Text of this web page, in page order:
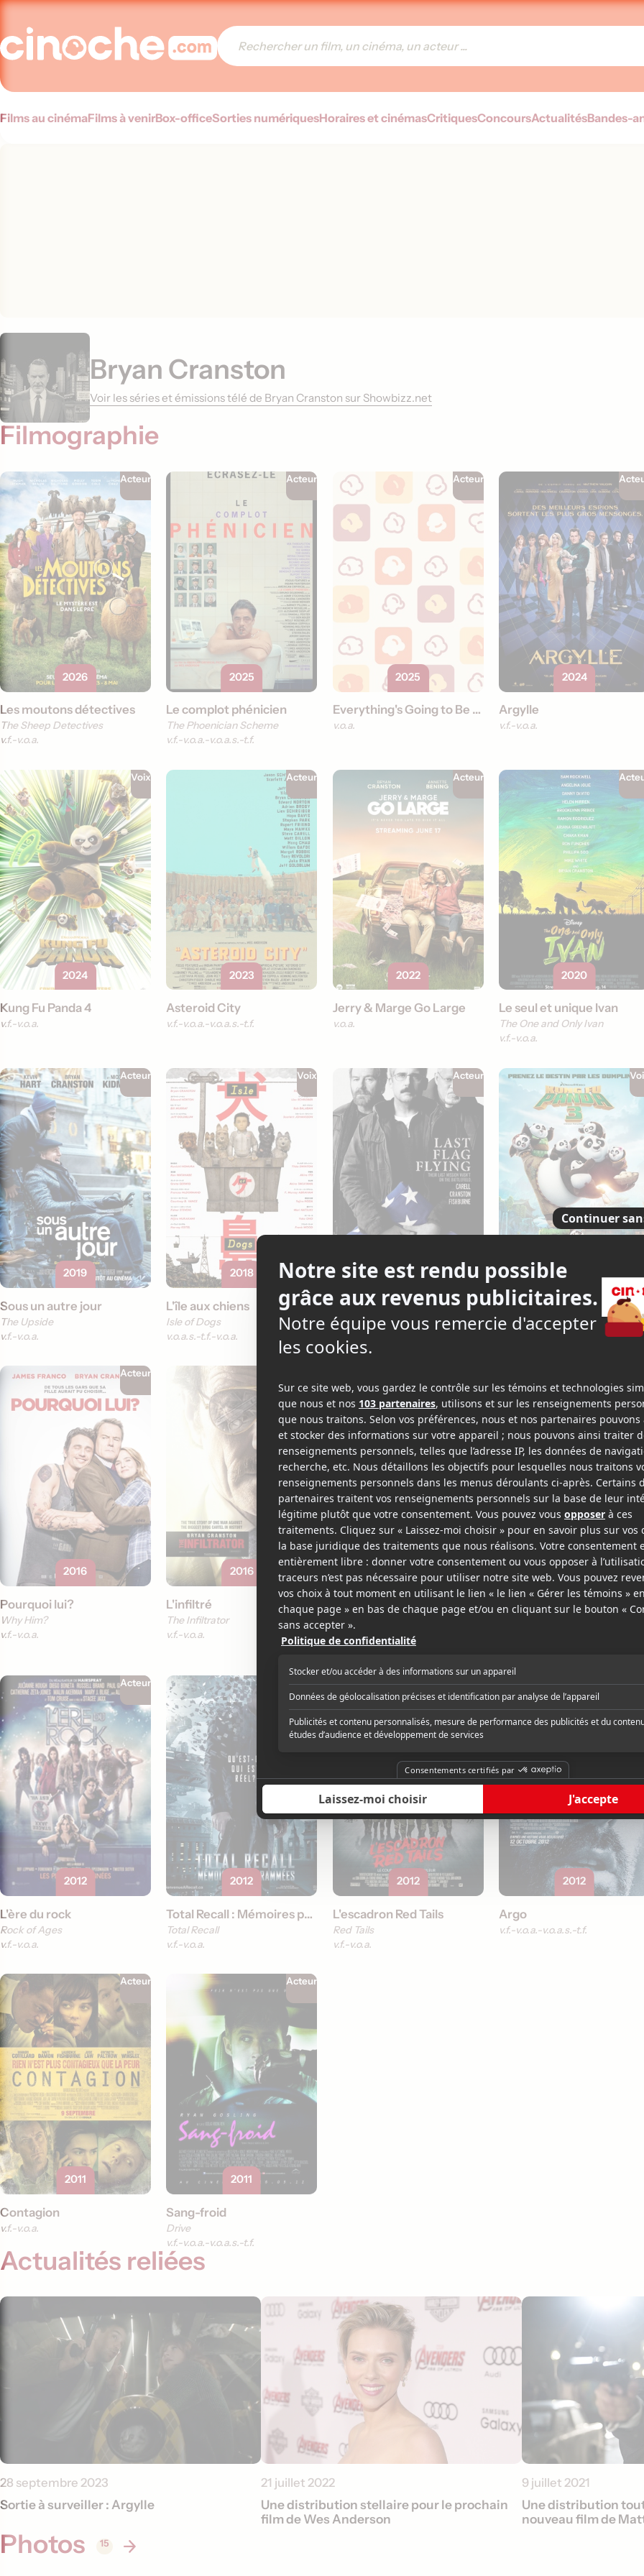
Films au cinémaFilms à venirBox-officeSorties numériquesHoraires et cinémasCritiquesConcoursActualitésBandes-
Bryan Cranston
Voir les séries et émissions télé de Bryan Cranston sur Showbizz.net
Filmographie
Acteur
2026
Les moutons détectives
The Sheep Detectives
v.f. v.o.a.
Acteur
2025
Le complot phénicien
The Phoenician Scheme
v.f. v.o.a. v.o.a.s.-t.f.
Acteur
2025
Everything's Going to Be Great
v.o.a.
2024
Argylle
v.f. v.o.a.
Voix
2024
Kung Fu Panda 4
v.f. v.o.a.
Acteur
2023
Asteroid City
v.f. v.o.a. v.o.a.s.-t.f.
Acteur
2022
Jerry & Marge Go Large
v.o.a.
2020
Le seul et unique Ivan
The One and Only Ivan
v.f. v.o.a.
Acteur
2019
Sous un autre jour
The Upside
v.f. v.o.a.
Voix
2018
L'île aux chiens
Isle of Dogs
v.o.a.s.-t.f. v.o.a.
Acteur
2017
Last Flag Flying
v.o.a.
2016
Kung Fu Panda 3
v.f. v.o.a.
Acteur
2016
Pourquoi lui?
Why Him?
v.f. v.o.a.
2016
L'infiltré
The Infiltrator
v.f. v.o.a.
2015
Trumbo
v.f.
2012
Madagascar 3 :
Madagascar 3: Europe's Most
Acteur
2012
L'ère du rock
Rock of Ages
v.f. v.o.a.
Acteur
2012
Total Recall : Mémoires programmées
Total Recall
v.f. v.o.a.
Acteur
2012
L'escadron Red Tails
Red Tails
v.f. v.o.a.
2012
Argo
v.f. v.o.a. v.o.a.s.-t.f.
Acteur
2011
Contagion
v.f. v.o.a.
Acteur
2011
Sang-froid
Drive
v.f. v.o.a. v.o.a.s.-t.f.
Actualités reliées
28 septembre 2023
Sortie à surveiller : Argylle
21 juillet 2022
Une distribution stellaire pour le prochain
film de Wes Anderson
9 juillet 2021
Une distribution
nouveau film de
Photos 15